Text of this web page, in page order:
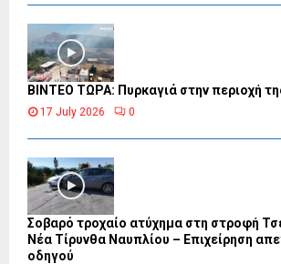
ΒΙΝΤΕΟ ΤΩΡΑ: Πυρκαγιά στην περιοχή
17 July 2026 0
Σοβαρό τροχαίο ατύχημα στη στροφή
Νέα Τίρυνθα Ναυπλίου – Επιχείρηση
οδηγού